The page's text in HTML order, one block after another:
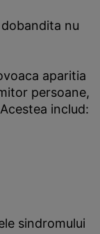
nu
aparitia
persoane,
includ:
sindromului